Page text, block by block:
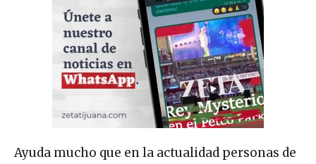
Ayuda mucho que en la actualidad personas de